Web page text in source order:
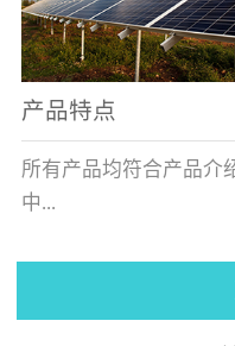
压事业部拿到三项专利
产品特点
所有产品均符合产品介
中...
的时间-电流特性曲线